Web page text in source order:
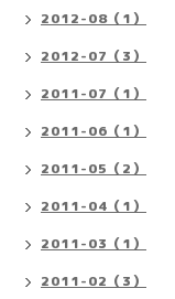
2012-08（1）
2012-07（3）
2011-07（1）
2011-06（1）
2011-05（2）
2011-04（1）
2011-03（1）
2011-02（3）